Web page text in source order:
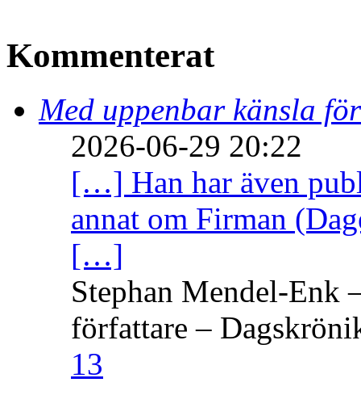
Kommenterat
Med uppenbar känsla
2026-06-29 20:22
[…] Han har även
annat om Firman
[…]
Stephan Mendel-Enk
författare –
13